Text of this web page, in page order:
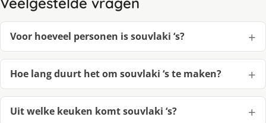
Voor hoeveel personen is souvlaki ‘s?
Hoe lang duurt het om souvlaki ‘s te maken?
Uit welke keuken komt souvlaki ‘s?